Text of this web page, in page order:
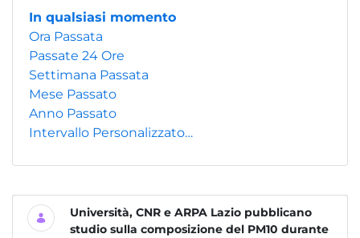
In qualsiasi momento
Ora Passata
Passate 24 Ore
Settimana Passata
Mese Passato
Anno Passato
Intervallo Personalizzato…
Università, CNR e ARPA Lazio pubblicano
studio sulla composizione del PM10 durante